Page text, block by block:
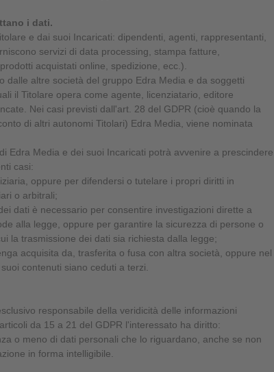
i dati.
e dai suoi Incaricati: dipendenti, agenti, rappresentanti,
servizi di data processing, stampa fatture,
acquistati online, spedizione, ecc.).
dalle altre società del gruppo Edra Media e da soggetti
il Titolare opera come agente, licenziatario, editore
Nei casi previsti dall'art. 28 del GDPR (cioè quando la
di altri autonomi Titolari) Edra Media, viene nominata
Edra Media e dei suoi Incaricati potrà avvenire a prescindere
casi:
oppure per difendersi o tutelare i propri diritti in
o arbitrali;
dati è necessario per consentire investigazioni dirette a
alla legge, oppure per garantire la sicurezza di persone o
la trasmissione dei dati sia richiesta dalla legge;
acquisita da, trasferita o fusa con altra società, oppure nel
contenuti siano ceduti a terzi.
responsabile della veridicità delle informazioni
da 15 a 21 del GDPR l'interessato ha diritto:
o meno di dati personali che lo riguardano, anche se non
in forma intelligibile.